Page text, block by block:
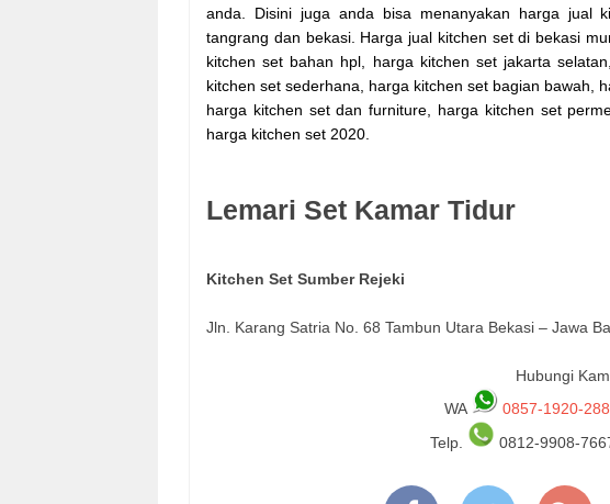
anda. Disini juga anda bisa menanyakan harga jual
tangrang dan bekasi. Harga jual kitchen set di bekasi
kitchen set bahan hpl, harga kitchen set jakarta
kitchen set sederhana, harga kitchen set bagian bawah,
harga kitchen set dan furniture, harga kitchen set
harga kitchen set 2020.
Lemari Set Kamar Tidur
Kitchen Set Sumber Rejeki
Jln. Karang Satria No. 68 Tambun Utara Bekasi – Jawa
Hubungi
WA
0857-1920-
Telp.
0812-9908-